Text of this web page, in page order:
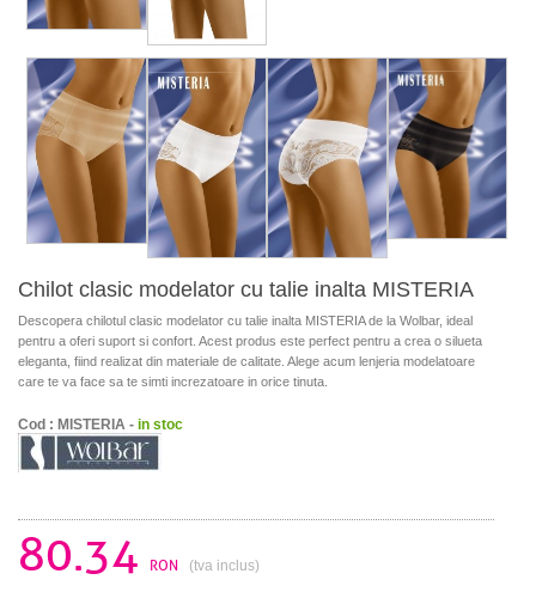
Chilot clasic modelator cu talie inalta MISTERIA
Descopera chilotul clasic modelator cu talie inalta MISTERIA de la Wolbar, ideal
pentru a oferi suport si confort. Acest produs este perfect pentru a crea o silueta
eleganta, fiind realizat din materiale de calitate. Alege acum lenjeria modelatoare
care te va face sa te simti increzatoare in orice tinuta.
Cod : MISTERIA - in stoc
80.34 RON (tva inclus)